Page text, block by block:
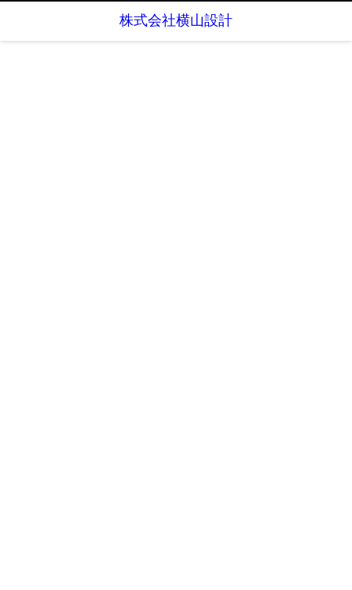
株式会社横山設計